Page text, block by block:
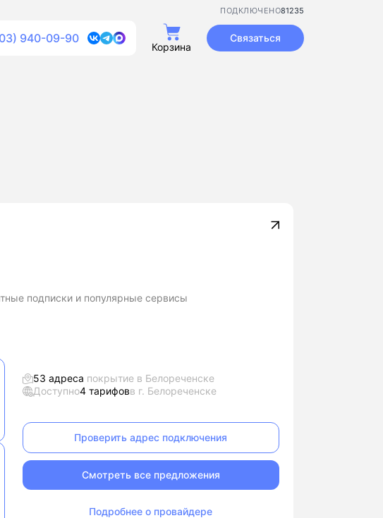
81235
ПОДКЛЮЧЕНО
940-09-90
Корзина
Связаться
подписки и популярные сервисы
53 адреса покрытие в Белореченске
Доступно4 тарифовв г. Белореченске
Проверить адрес подключения
Смотреть все предложения
Подробнее о провайдере